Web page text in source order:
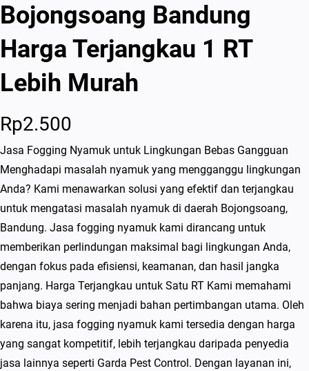
Bojongsoang Bandung
Harga Terjangkau 1 RT
Lebih Murah
Rp2.500
Jasa Fogging Nyamuk untuk Lingkungan Bebas Gangguan
Menghadapi masalah nyamuk yang mengganggu lingkungan
Anda? Kami menawarkan solusi yang efektif dan terjangkau
untuk mengatasi masalah nyamuk di daerah Bojongsoang,
Bandung. Jasa fogging nyamuk kami dirancang untuk
memberikan perlindungan maksimal bagi lingkungan Anda,
dengan fokus pada efisiensi, keamanan, dan hasil jangka
panjang. Harga Terjangkau untuk Satu RT Kami memahami
bahwa biaya sering menjadi bahan pertimbangan utama. Oleh
karena itu, jasa fogging nyamuk kami tersedia dengan harga
yang sangat kompetitif, lebih terjangkau daripada penyedia
jasa lainnya seperti Garda Pest Control. Dengan layanan ini,